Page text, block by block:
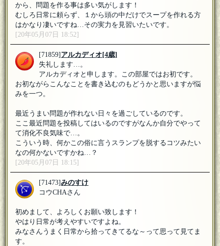
から、問題を作る事は多い気がします！
むしろ日常に頼らず、１から頭の中だけでスープを作れる方
はかなり凄いですね…その実力を見習いたいです。
[20年05月07日 18:52]
[71859]アルカディオ[4歳]
失礼します…。
アルカディオと申します。この部屋ではお初です。
お初ながらこんなことを書き込むのもどうかと思いますが悩
みを一つ。
最近うまい問題が作れない日々を過ごしているのです。
ここ最近問題を投稿してはいるのですがなんか自分でやって
て消化不良気味で…。
こういう時、何かこの俗に言うスランプを脱するコツみたい
なの何かないですかね…？
[20年05月07日 18:15]
[71473]みのすけ
コウCHAさん
初めまして、よろしくお願い致します！
やはり日常が考えやすいですよね。
みなさんうまく日常から拾ってきてるな～って思って見てま
す。